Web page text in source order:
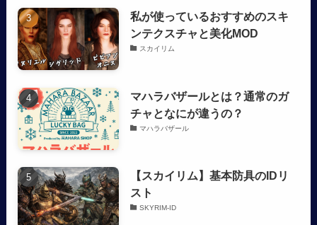
私が使っているおすすめのスキ
ンテクスチャと美化MOD
スカイリム
マハラバザールとは？通常のガ
チャとなにが違うの？
マハラバザール
【スカイリム】基本防具のIDリ
スト
SKYRIM-ID